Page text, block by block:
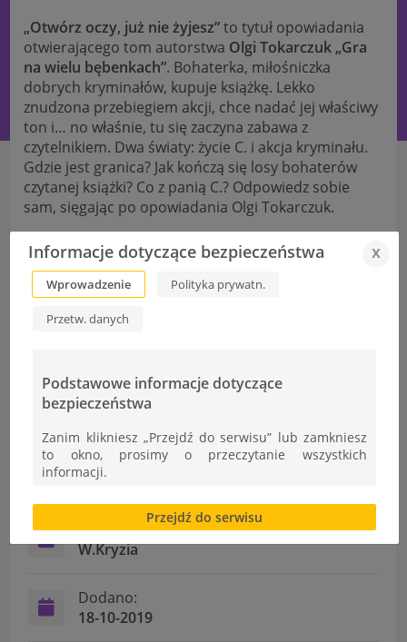
„Otwórz oczy, już nie żyjesz”to tytuł opowiadania
otwierającego tom autorstwa Olgi Tokarczuk „Gra
na wielu bębenkach”. Bohaterka, miłośniczka
dobrych kryminałów, kupuje książkę. Lekko
znudzona przebiegiem akcji, chce nadać jej właściwy
ton i… no właśnie, tu się zaczyna zabawa z
czytelnikiem. Dwa światy: życie C. i akcja kryminału.
Gdzie jest granica? Jak kończą się losy bohaterów
czytanej książki? Co z panią C.? Odpowiedz sobie
sam, sięgając po opowiadania Olgi Tokarczuk.
Gorąco polecam, Anna Natońska
Wiedzy Technicznej
Informacje
Autor:
W.Kryzia
Dodano:
18-10-2019
Informacje dotyczące bezpieczeństwa x
Wprowadzenie Polityka prywatn.
Przetw. danych
Podstawowe informacje dotyczące
bezpieczeństwa
Zanim klikniesz „Przejdź do serwisu” lub zamkniesz
to okno, prosimy o przeczytanie wszystkich
informacji.
Brak zgody bądź ograniczenie funkcjonalności plików
cookies lub local storage, może utrudnić lub
uniemożliwić korzystanie z Serwisu.
czas w sekcji
Przejdź do serwisu